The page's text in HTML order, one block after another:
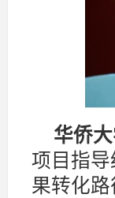
华侨
项目指
果转化